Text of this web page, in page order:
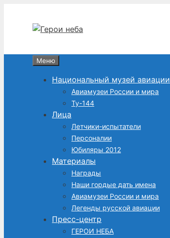
содержимому
Меню
Национальный музей авиации
Авиамузеи России и мира
Ту-144
Лица
Летчики-испытатели
Персоналии
Юбиляры 2012
Материалы
Награды
Наши гордые дать имена
Авиамузеи России и мира
Легенды русской авиации
Пресс-центр
ГЕРОИ НЕБА